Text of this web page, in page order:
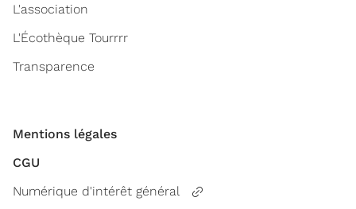
L'association
L'Écothèque Tourrrr
Transparence
Mentions légales
CGU
Numérique d'intérêt général